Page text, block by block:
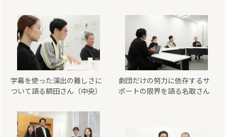
字幕を使った演出の難しさに
ついて語る額田さん（中央）
劇団だけの努力に依存するサ
ポートの限界を語る名取さん